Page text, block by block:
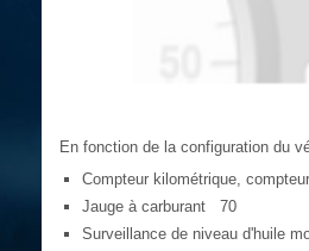
En fonction de la configuration du
Compteur kilométrique,
Jauge à carburant 70
Surveillance de niveau d'huile